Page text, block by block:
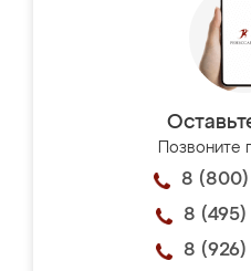
Позвоните
8 (800)
8 (495)
8 (926)